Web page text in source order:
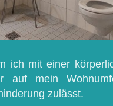
ich mit einer
auf mein
zulässt.